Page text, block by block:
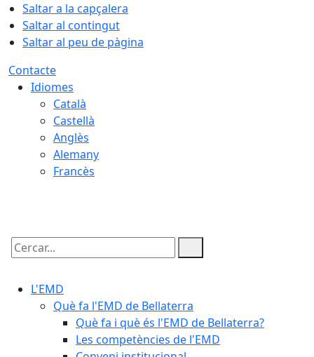
Saltar a la capçalera
Saltar al contingut
Saltar al peu de pàgina
Contacte
Idiomes
Català
Castellà
Anglès
Alemany
Francès
Cercar:
L'EMD
Què fa l'EMD de Bellaterra
Què fa i què és l'EMD de Bellaterra?
Les competències de l'EMD